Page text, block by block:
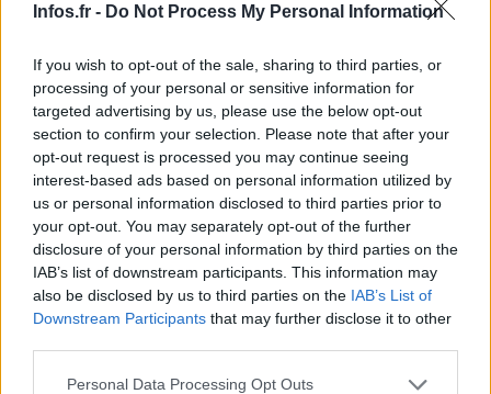
Infos.fr - Do Not Process My Personal Information
If you wish to opt-out of the sale, sharing to third parties, or
processing of your personal or sensitive information for
targeted advertising by us, please use the below opt-out
section to confirm your selection. Please note that after your
opt-out request is processed you may continue seeing
interest-based ads based on personal information utilized by
us or personal information disclosed to third parties prior to
your opt-out. You may separately opt-out of the further
disclosure of your personal information by third parties on the
IAB’s list of downstream participants. This information may
also be disclosed by us to third parties on the IAB’s List of
Downstream Participants that may further disclose it to other
Please note that this website/app uses one or more Google
Personal Data Processing Opt Outs
personne ne fait de lien entre
les meurtres à Toulouse et Montauban et la campagne
présidentielle, l’entrée du thème racial dans l’élection a
laissé un avant-goût extrêmement mauvais» tandis que les
médias allemands privilégient eux la piste d’un tueur »
islamiste » motivé par une opposition à l’engagement
militaire français en Libye et l’antisémitisme
AUTEUR